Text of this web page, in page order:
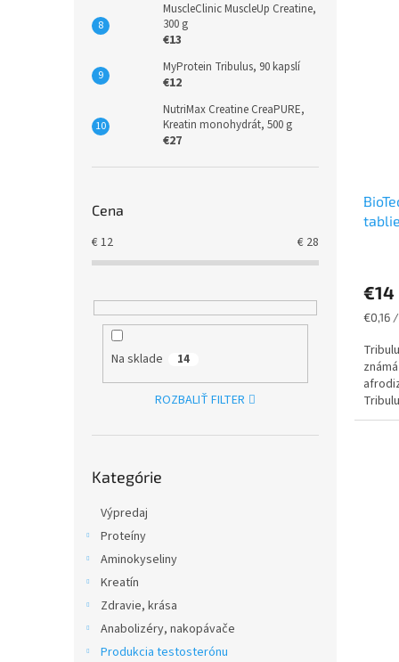
MuscleClinic MuscleUp Creatine,
300 g
€13
MyProtein Tribulus, 90 kapslí
€12
NutriMax Creatine CreaPURE,
Kreatin monohydrát, 500 g
€27
Cena
€12 € 28
Na sklade 14
ROZBALIŤ FILTER
kategórie
Kategórie
Výpredaj
Proteíny
Aminokyseliny
Kreatín
Zdravie, krása
Anabolizéry, nakopávače
Produkcia testosterónu
je
5,0
z
5
€14
€0,16